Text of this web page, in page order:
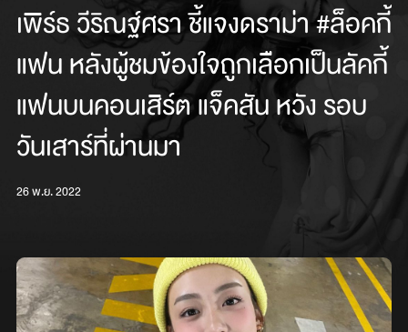
เพิร์ธ วีริณฐ์ศรา ชี้แจงดราม่า #ล็อคกี้
แฟน หลังผู้ชมข้องใจถูกเลือกเป็นลัคกี้
แฟนบนคอนเสิร์ต แจ็คสัน หวัง รอบ
วันเสาร์ที่ผ่านมา
26 พ.ย. 2022